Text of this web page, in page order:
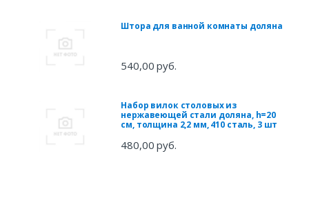
Штора для ванной комнаты доляна
540,00 руб.
Набор вилок столовых из
нержавеющей стали доляна, h=20
см, толщина 2,2 мм, 410 сталь, 3 шт
480,00 руб.